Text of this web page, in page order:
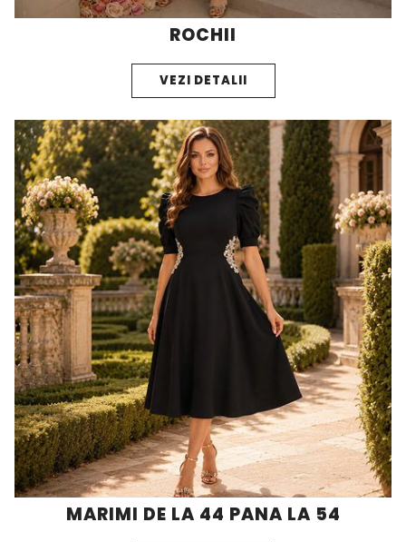
ROCHII
VEZI DETALII
MARIMI DE LA 44 PANA LA 54